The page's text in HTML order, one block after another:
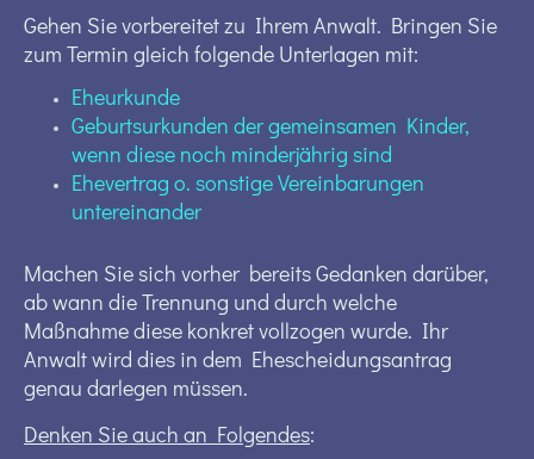
Gehen Sie vorbereitet zu Ihrem Anwalt. Bringen Sie
zum Termin gleich folgende Unterlagen mit:
Eheurkunde
Geburtsurkunden der gemeinsamen Kinder,
wenn diese noch minderjährig sind
Ehevertrag o. sonstige Vereinbarungen
untereinander
Machen Sie sich vorher bereits Gedanken darüber,
ab wann die Trennung und durch welche
Maßnahme diese konkret vollzogen wurde. Ihr
Anwalt wird dies in dem Ehescheidungsantrag
genau darlegen müssen.
Denken Sie auch an Folgendes: